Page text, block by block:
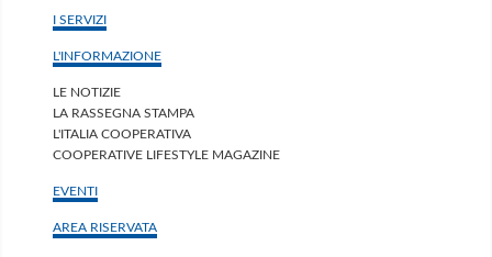
I SERVIZI
L'INFORMAZIONE
LE NOTIZIE
LA RASSEGNA STAMPA
L'ITALIA COOPERATIVA
COOPERATIVE LIFESTYLE MAGAZINE
EVENTI
AREA RISERVATA